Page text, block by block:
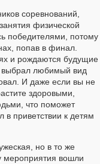
соревнований,
физической
победителями, потому
попав в финал.
и рождаются будущие
любимый вид
И даже если вы не
здоровыми,
что поможет
в приветствии к детям
но в то же
мероприятия вошли